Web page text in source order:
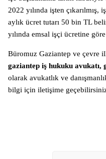
2022 yılında işten çıkarılmış,
aylık ücret tutarı 50 bin TL
yılında emsal işçi ücretine
Büromuz Gaziantep ve çevre
gaziantep iş hukuku avukatı,
olarak avukatlık ve
bilgi için iletişime